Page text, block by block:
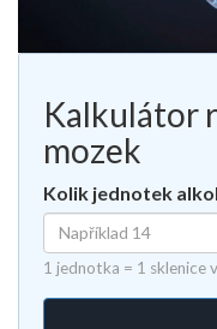
Kalkulátor
mozek
Kolik jednotek
1 jednotka = 1 sklenice